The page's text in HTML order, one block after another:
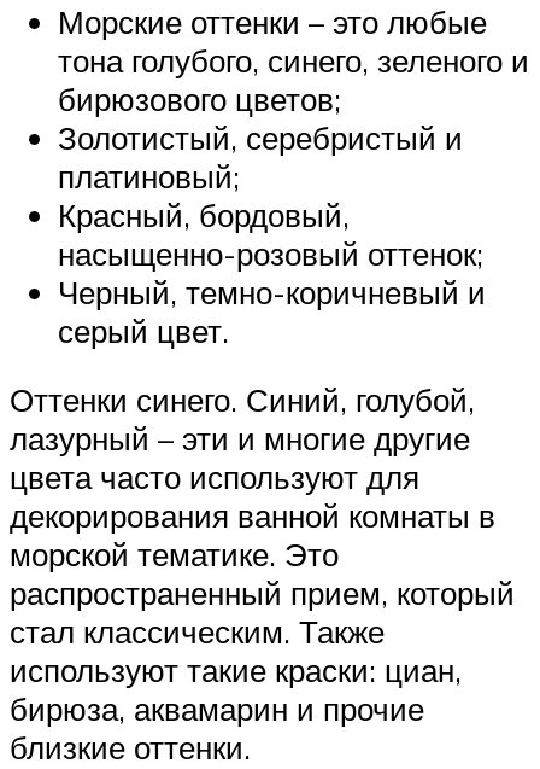
Морские оттенки – это любые
тона голубого, синего, зеленого и
бирюзового цветов;
Золотистый, серебристый и
платиновый;
Красный, бордовый,
насыщенно-розовый оттенок;
Черный, темно-коричневый и
серый цвет.
Оттенки синего. Синий, голубой,
лазурный – эти и многие другие
цвета часто используют для
декорирования ванной комнаты в
морской тематике. Это
распространенный прием, который
стал классическим. Также
используют такие краски: циан,
бирюза, аквамарин и прочие
близкие оттенки.